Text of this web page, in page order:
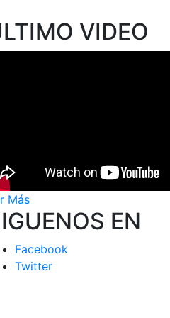
VIDEO
Más
EN
Facebook
Twitter